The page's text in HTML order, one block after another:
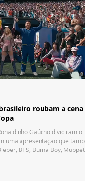
roubam a cena
Gaúcho dividiram o
uma apresentação que
BTS, Burna Boy, Muppets,